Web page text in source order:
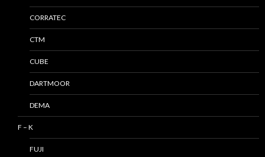
CORRATEC
CTM
CUBE
DARTMOOR
DEMA
F – K
FUJI